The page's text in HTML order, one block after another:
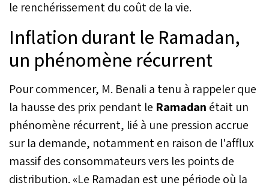
le renchérissement du coût de la vie.
Inflation durant le Ramadan,
un phénomène récurrent
Pour commencer, M. Benali a tenu à rappeler que
la hausse des prix pendant le Ramadan était un
phénomène récurrent, lié à une pression accrue
sur la demande, notamment en raison de l'afflux
massif des consommateurs vers les points de
distribution. «Le Ramadan est une période où la